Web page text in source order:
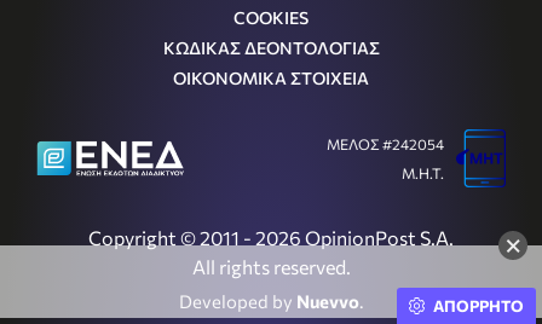
×
COOKIES
ΚΩΔΙΚΑΣ ΔΕΟΝΤΟΛΟΓΙΑΣ
ΟΙΚΟΝΟΜΙΚΑ ΣΤΟΙΧΕΙΑ
Copyright © 2011 - 2026 OpinionPost S.A.
All rights reserved.
Developed by Nuevvo.
ΜΕΛΟΣ #242054
Μ.Η.Τ.
ΑΠΟΡΡΗΤΟ